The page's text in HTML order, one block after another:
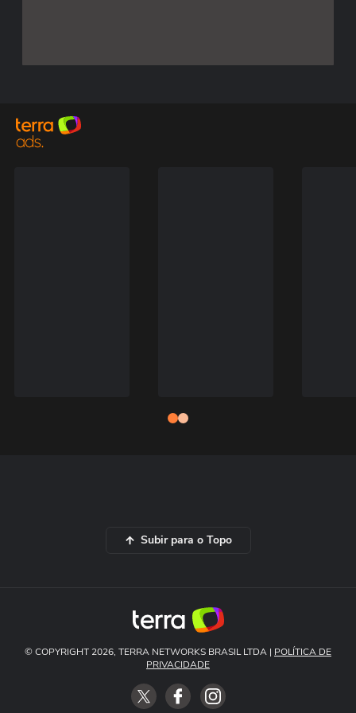
Subir para o Topo
© COPYRIGHT 2026, TERRA NETWORKS BRASIL LTDA | POLÍTICA DE
PRIVACIDADE